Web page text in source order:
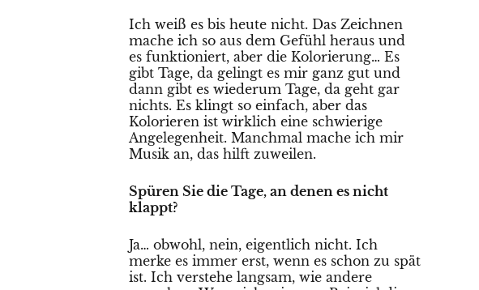
Ich weiß es bis heute nicht. Das Zeichnen
mache ich so aus dem Gefühl heraus und
es funktioniert, aber die Kolorierung… Es
gibt Tage, da gelingt es mir ganz gut und
dann gibt es wiederum Tage, da geht gar
nichts. Es klingt so einfach, aber das
Kolorieren ist wirklich eine schwierige
Angelegenheit. Manchmal mache ich mir
Musik an, das hilft zuweilen.
Spüren Sie die Tage, an denen es nicht
klappt?
Ja… obwohl, nein, eigentlich nicht. Ich
merke es immer erst, wenn es schon zu spät
ist. Ich verstehe langsam, wie andere